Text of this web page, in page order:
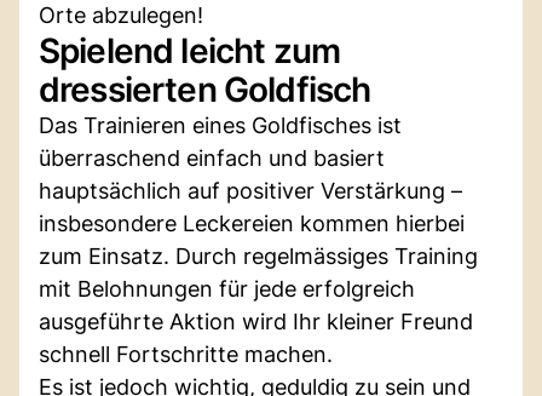
Orte abzulegen!
Spielend leicht zum
dressierten Goldfisch
Das Trainieren eines Goldfisches ist
überraschend einfach und basiert
hauptsächlich auf positiver Verstärkung –
insbesondere Leckereien kommen hierbei
zum Einsatz. Durch regelmässiges Training
mit Belohnungen für jede erfolgreich
ausgeführte Aktion wird Ihr kleiner Freund
schnell Fortschritte machen.
Es ist jedoch wichtig, geduldig zu sein und